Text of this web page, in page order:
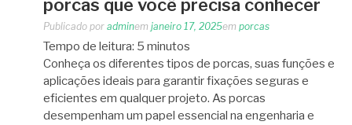
porcas que você precisa conhecer
Publicado por adminem janeiro 17, 2025em porcas
Tempo de leitura: 5 minutos
Conheça os diferentes tipos de porcas, suas funções e
aplicações ideais para garantir fixações seguras e
eficientes em qualquer projeto. As porcas
desempenham um papel essencial na engenharia e